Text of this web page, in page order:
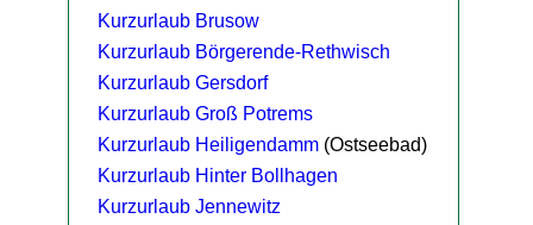
Kurzurlaub Brusow
Kurzurlaub Börgerende-Rethwisch
Kurzurlaub Gersdorf
Kurzurlaub Groß Potrems
Kurzurlaub Heiligendamm (Ostseebad)
Kurzurlaub Hinter Bollhagen
Kurzurlaub Jennewitz